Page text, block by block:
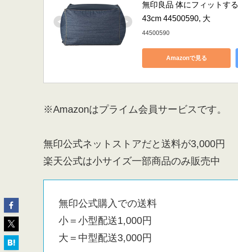
無印良品 体にフィットす
43cm 44500590, 大
44500590
Amazonで見る
※Amazonはプライム会員サービスです。
無印公式ネットストアだと送料が3,000円
楽天公式は小サイズ一部商品のみ販売中
無印公式購入での送料
小＝小型配送1,000円
大＝中型配送3,000円